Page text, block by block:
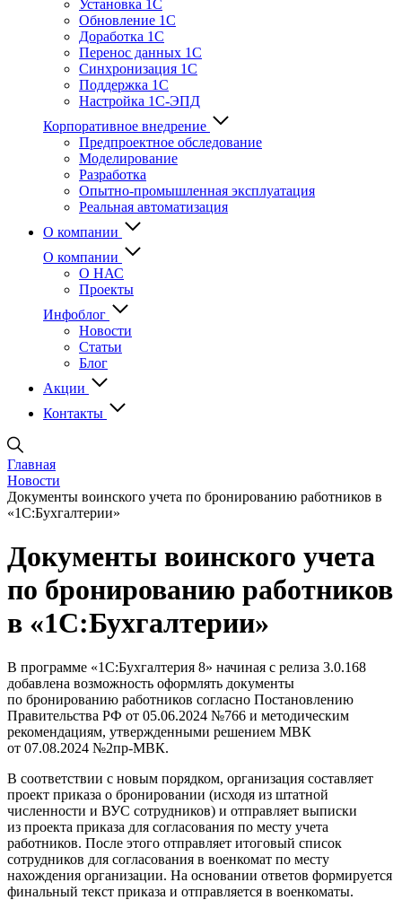
Установка 1С
Обновление 1С
Доработка 1С
Перенос данных 1С
Синхронизация 1С
Поддержка 1С
Настройка 1С-ЭПД
Корпоративное внедрение
Предпроектное обследование
Моделирование
Разработка
Опытно-промышленная эксплуатация
Реальная автоматизация
О компании
О компании
О НАС
Проекты
Инфоблог
Новости
Статьи
Блог
Акции
Контакты
Главная
Новости
Документы воинского учета по бронированию работников в
«1С:Бухгалтерии»
Документы воинского учета
по бронированию работников
в «1С:Бухгалтерии»
В программе «1С:Бухгалтерия 8» начиная с релиза 3.0.168
добавлена возможность оформлять документы
по бронированию работников согласно Постановлению
Правительства РФ от 05.06.2024 №766 и методическим
рекомендациям, утвержденными решением МВК
от 07.08.2024 №2пр-МВК.
В соответствии с новым порядком, организация составляет
проект приказа о бронировании (исходя из штатной
численности и ВУС сотрудников) и отправляет выписки
из проекта приказа для согласования по месту учета
работников. После этого отправляет итоговый список
сотрудников для согласования в военкомат по месту
нахождения организации. На основании ответов формируется
финальный текст приказа и отправляется в военкоматы.